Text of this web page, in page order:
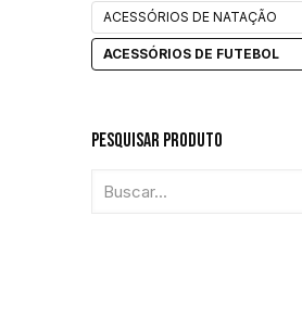
ACESSÓRIOS DE NATAÇÃO
ACESSÓRIOS DE FUTEBOL
Pesquisar Produto